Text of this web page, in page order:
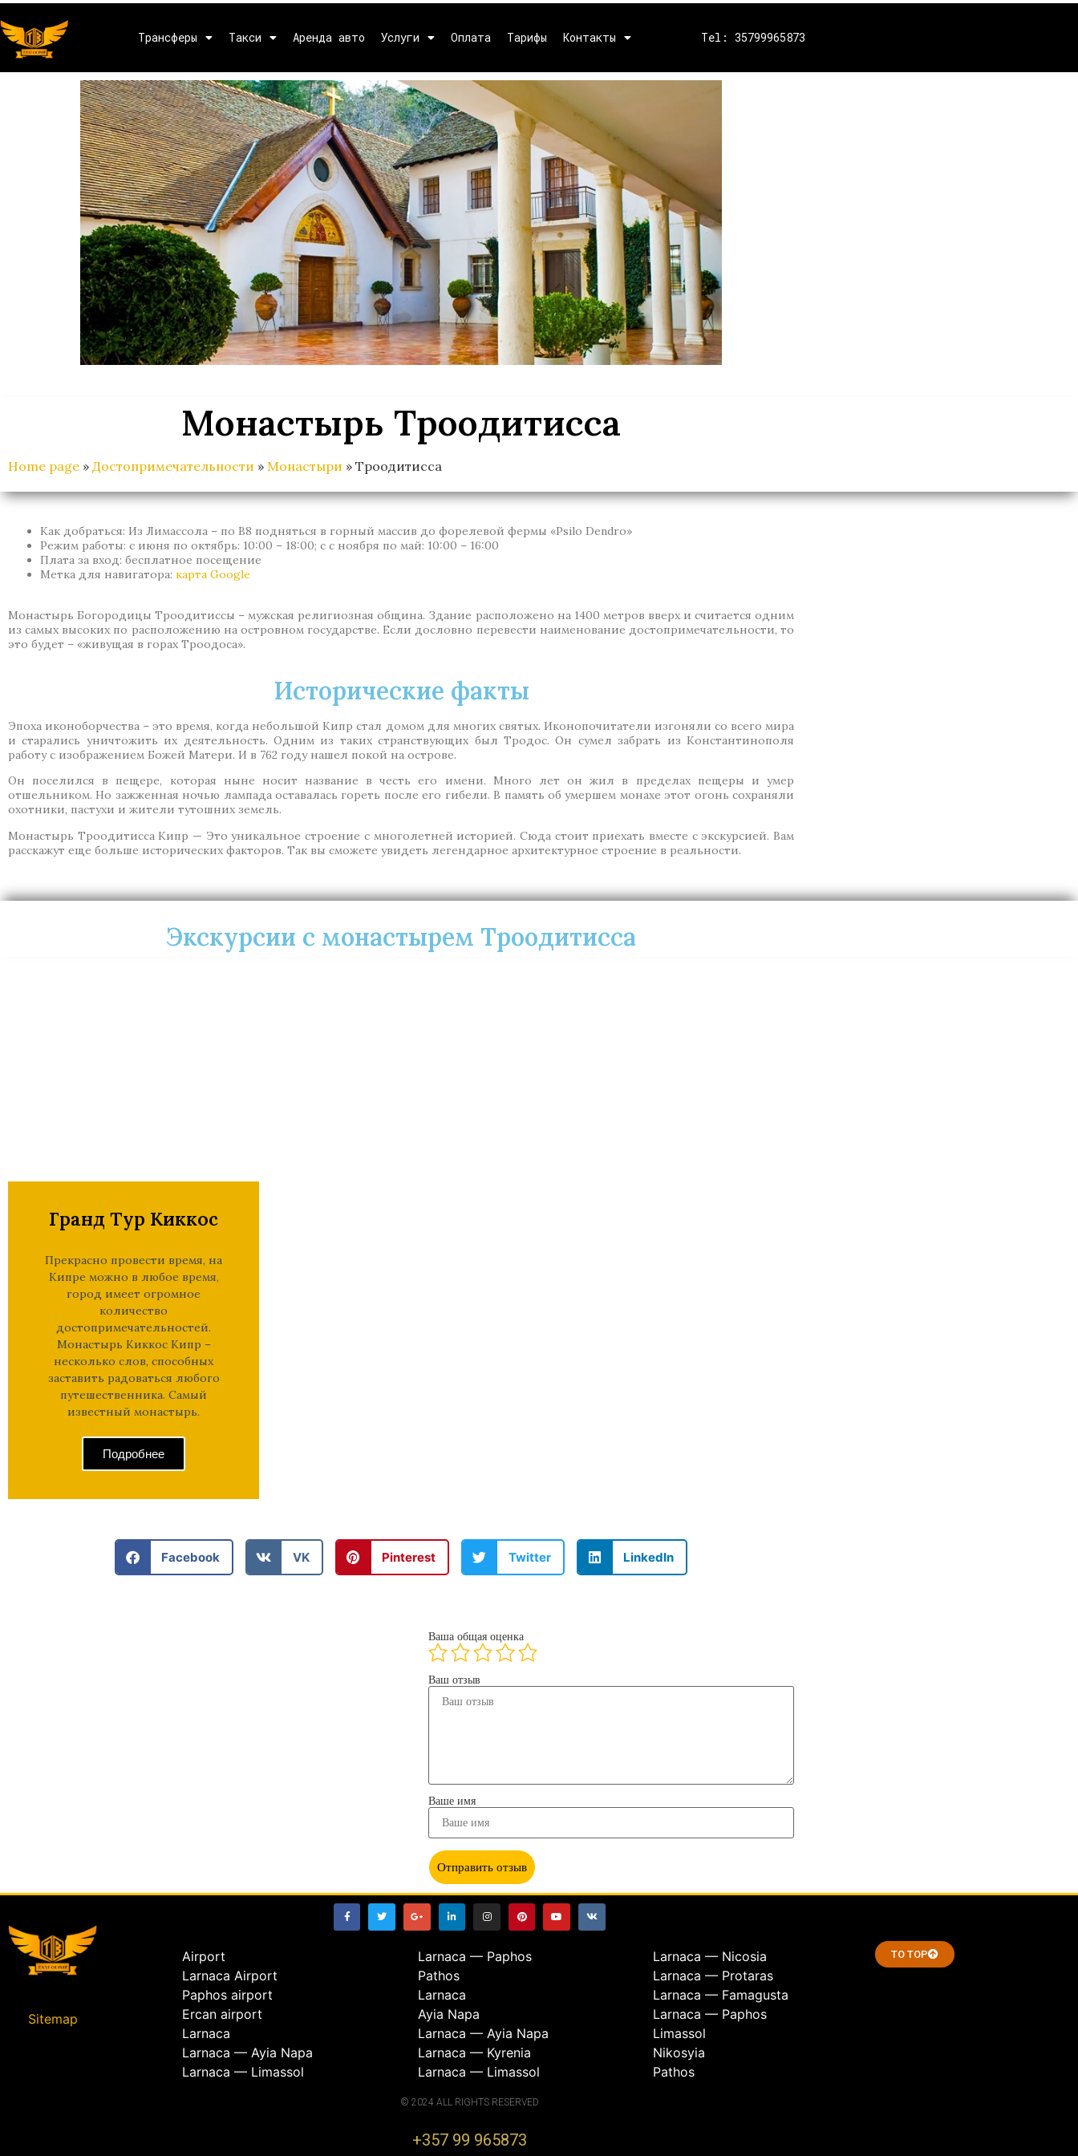
Трансферы Такси Аренда авто Услуги Оплата Тарифы Контакты Tel: 35799965873
Монастырь Троодитисса
Home page » Достопримечательности » Монастыри » Троодитисса
Как добраться: Из Лимассола – по В8 подняться в горный массив до форелевой фермы «Psilo Dendro»
Режим работы: с июня по октябрь: 10:00 – 18:00; с с ноября по май: 10:00 – 16:00
Плата за вход: бесплатное посещение
Метка для навигатора: карта Google
Монастырь Богородицы Троодитиссы – мужская религиозная община. Здание расположено на 1400 метров вверх и считается одним
из самых высоких по расположению на островном государстве. Если дословно перевести наименование достопримечательности, то
это будет – «живущая в горах Троодоса».
Исторические факты
Эпоха иконоборчества – это время, когда небольшой Кипр стал домом для многих святых. Иконопочитатели изгоняли со всего мира
и старались уничтожить их деятельность. Одним из таких странствующих был Тродос. Он сумел забрать из Константинополя
работу с изображением Божей Матери. И в 762 году нашел покой на острове.
Он поселился в пещере, которая ныне носит название в честь его имени. Много лет он жил в пределах пещеры и умер
отшельником. Но зажженная ночью лампада оставалась гореть после его гибели. В память об умершем монахе этот огонь сохраняли
охотники, пастухи и жители тутошних земель.
Монастырь Троодитисса Кипр — Это уникальное строение с многолетней историей. Сюда стоит приехать вместе с экскурсией. Вам
расскажут еще больше исторических факторов. Так вы сможете увидеть легендарное архитектурное строение в реальности.
Экскурсии с монастырем Троодитисса
Гранд Тур Киккос
Прекрасно провести время, на
Кипре можно в любое время,
город имеет огромное
количество
достопримечательностей.
Монастырь Киккос Кипр –
несколько слов, способных
заставить радоваться любого
путешественника. Самый
известный монастырь.
Подробнее
Facebook VK Pinterest Twitter LinkedIn
Ваша общая оценка
Ваш отзыв
Ваше имя
Отправить отзыв
Sitemap
Airport
Larnaca Airport
Paphos airport
Ercan airport
Larnaca
Larnaca — Ayia Napa
Larnaca — Limassol
Larnaca — Paphos
Pathos
Larnaca
Ayia Napa
Larnaca — Ayia Napa
Larnaca — Kyrenia
Larnaca — Limassol
Larnaca — Nicosia
Larnaca — Protaras
Larnaca — Famagusta
Larnaca — Paphos
Limassol
Nikosyia
Pathos
© 2024 ALL RIGHTS RESERVED
+357 99 965873
TO TOP